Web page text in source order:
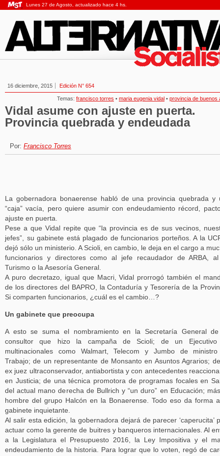
Lunes 27 de Agosto, actualizado hace 4 hs.
16 diciembre, 2015 Edición N° 654
Temas: francisco torres • maria eugenia vidal • provincia de buenos
Vidal asume con ajuste en puerta.
Provincia quebrada y endeudada
Por: Francisco Torres
La gobernadora bonaerense habló de una provincia quebrada y
“caja” vacía, pero quiere asumir con endeudamiento récord,
ajuste en puerta.
Pese a que Vidal repite que “la provincia es de sus vecinos,
jefes”, su gabinete está plagado de funcionarios porteños. A la
dejó sólo un ministerio. A Scioli, en cambio, le deja en el cargo a
funcionarios y directores como al jefe recaudador de ARBA,
Turismo o la Asesoría General.
A puro decretazo, igual que Macri, Vidal prorrogó también el
de los directores del BAPRO, la Contaduría y Tesorería de la
Si comparten funcionarios, ¿cuál es el cambio…?
Un gabinete que preocupa
A esto se suma el nombramiento en la Secretaría General
consultor que hizo la campaña de Scioli; de un
multinacionales como Walmart, Telecom y Jumbo de
Trabajo; de un representante de Monsanto en Asuntos Agrarios;
ex juez ultraconservador, antiabortista y con antecedentes
en Justicia; de una técnica promotora de programas focales en
del actual mano derecha de Bullrich y “un duro” en Educación;
hombre del grupo Halcón en la Bonaerense. Todo eso da forma
gabinete inquietante.
Al salir esta edición, la gobernadora dejará de parecer ‘caperucita’
actuar como la gerente de buitres y banqueros internacionales. Al
a la Legislatura el Presupuesto 2016, la Ley Impositiva y el
endeudamiento de la historia. Para lograr que lo voten, regó de